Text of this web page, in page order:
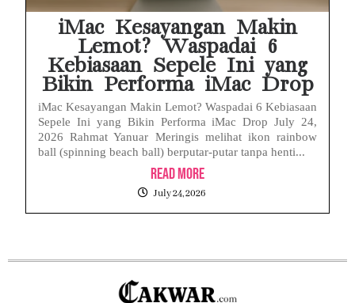
iMac Kesayangan Makin
Lemot? Waspadai 6
Kebiasaan Sepele Ini yang
Bikin Performa iMac Drop
iMac Kesayangan Makin Lemot? Waspadai 6 Kebiasaan
Sepele Ini yang Bikin Performa iMac Drop July 24,
2026 Rahmat Yanuar Meringis melihat ikon rainbow
ball (spinning beach ball) berputar-putar tanpa henti...
Read More
July 24, 2026